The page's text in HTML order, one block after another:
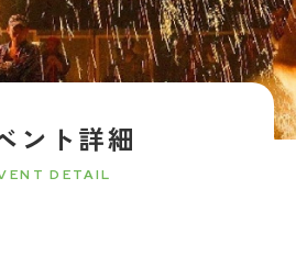
ント詳細
DETAIL